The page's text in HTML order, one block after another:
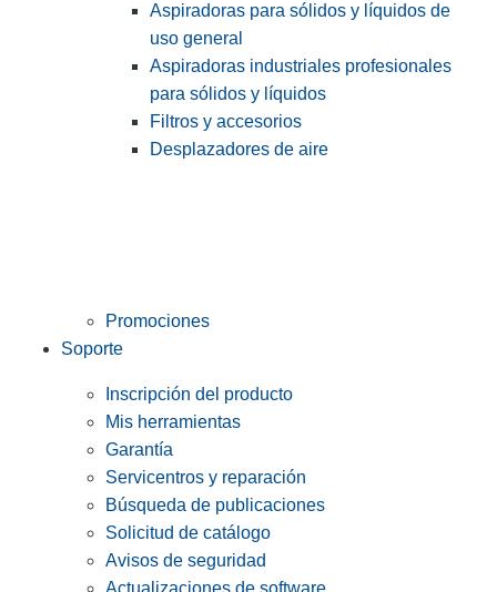
Aspiradoras para sólidos y líquidos de
uso general
Aspiradoras industriales profesionales
para sólidos y líquidos
Filtros y accesorios
Desplazadores de aire
Promociones
Soporte
Inscripción del producto
Mis herramientas
Garantía
Servicentros y reparación
Búsqueda de publicaciones
Solicitud de catálogo
Avisos de seguridad